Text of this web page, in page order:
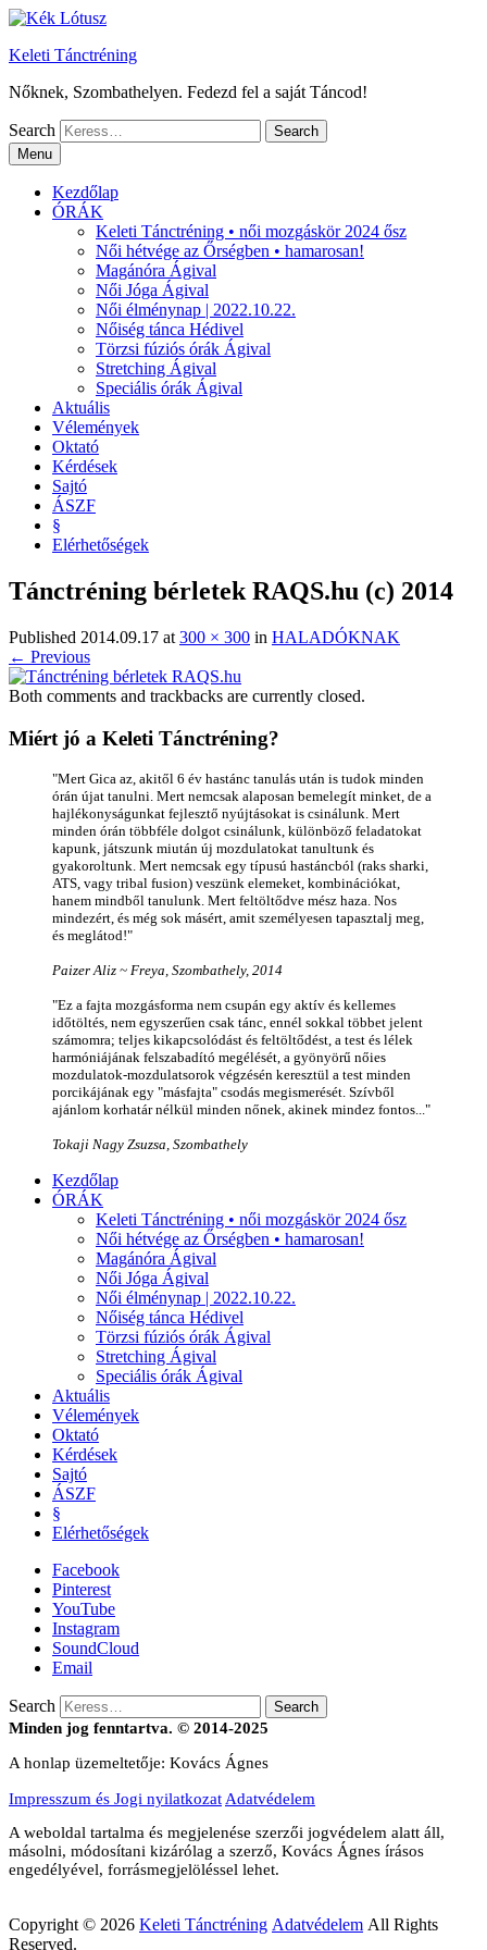
Keleti Tánctréning
Nőknek, Szombathelyen. Fedezd fel a saját Táncod!
Search
Menu
Kezdőlap
ÓRÁK
Keleti Tánctréning • női mozgáskör 2024 ősz
Női hétvége az Őrségben • hamarosan!
Magánóra Ágival
Női Jóga Ágival
Női élménynap | 2022.10.22.
Nőiség tánca Hédivel
Törzsi fúziós órák Ágival
Stretching Ágival
Speciális órák Ágival
Aktuális
Vélemények
Oktató
Kérdések
Sajtó
ÁSZF
§
Elérhetőségek
Tánctréning bérletek RAQS.hu (c) 2014
Published 2014.09.17 at 300 × 300 in HALADÓKNAK
← Previous
Both comments and trackbacks are currently closed.
Miért jó a Keleti Tánctréning?
"Mert Gica az, akitől 6 év hastánc tanulás után is tudok minden
órán újat tanulni. Mert nemcsak alaposan bemelegít minket, de a
hajlékonyságunkat fejlesztő nyújtásokat is csinálunk. Mert
minden órán többféle dolgot csinálunk, különböző feladatokat
kapunk, játszunk miután új mozdulatokat tanultunk és
gyakoroltunk. Mert nemcsak egy típusú hastáncból (raks sharki,
ATS, vagy tribal fusion) veszünk elemeket, kombinációkat,
hanem mindből tanulunk. Mert feltöltődve mész haza. Nos
mindezért, és még sok másért, amit személyesen tapasztalj meg,
és meglátod!"
Paizer Aliz ~ Freya, Szombathely, 2014
"Ez a fajta mozgásforma nem csupán egy aktív és kellemes
időtöltés, nem egyszerűen csak tánc, ennél sokkal többet jelent
számomra; teljes kikapcsolódást és feltöltődést, a test és lélek
harmóniájának felszabadító megélését, a gyönyörű nőies
mozdulatok-mozdulatsorok végzésén keresztül a test minden
porcikájának egy "másfajta" csodás megismerését. Szívből
ajánlom korhatár nélkül minden nőnek, akinek mindez fontos..."
Tokaji Nagy Zsuzsa, Szombathely
Kezdőlap
ÓRÁK
Keleti Tánctréning • női mozgáskör 2024 ősz
Női hétvége az Őrségben • hamarosan!
Magánóra Ágival
Női Jóga Ágival
Női élménynap | 2022.10.22.
Nőiség tánca Hédivel
Törzsi fúziós órák Ágival
Stretching Ágival
Speciális órák Ágival
Aktuális
Vélemények
Oktató
Kérdések
Sajtó
ÁSZF
§
Elérhetőségek
Facebook
Pinterest
YouTube
Instagram
SoundCloud
Email
Search
Minden jog fenntartva. © 2014-2025
A honlap üzemeltetője: Kovács Ágnes
Impresszum és Jogi nyilatkozat Adatvédelem
A weboldal tartalma és megjelenése szerzői jogvédelem alatt áll,
másolni, módosítani kizárólag a szerző, Kovács Ágnes írásos
engedélyével, forrásmegjelöléssel lehet.
Copyright © 2026 Keleti Tánctréning Adatvédelem All Rights
Reserved.